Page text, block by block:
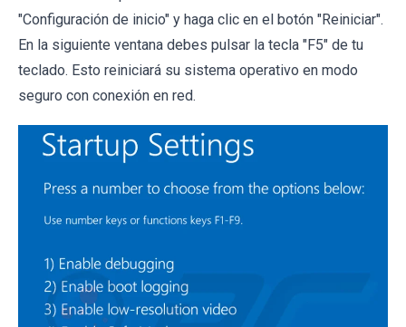
"Configuración de inicio" y haga clic en el botón "Reiniciar".
En la siguiente ventana debes pulsar la tecla "F5" de tu
teclado. Esto reiniciará su sistema operativo en modo
seguro con conexión en red.